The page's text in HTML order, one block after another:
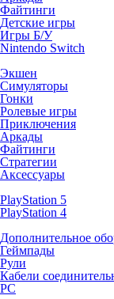
Файтинги
Детские игры
Игры Б/У
Nintendo Switch
Экшен
Симуляторы
Гонки
Ролевые игры
Приключения
Аркады
Файтинги
Стратегии
Аксессуары
PlayStation 5
PlayStation 4
Дополнительное
Геймпады
Рули
Кабели
PC